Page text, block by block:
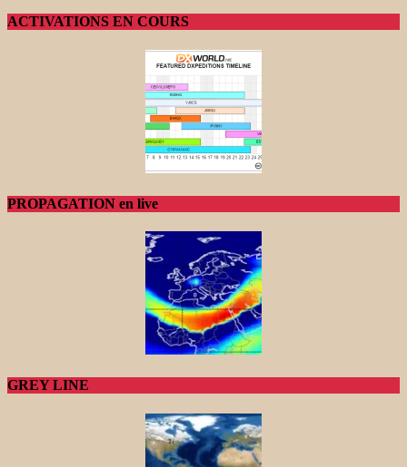
ACTIVATIONS EN COURS
PROPAGATION en live
GREY LINE